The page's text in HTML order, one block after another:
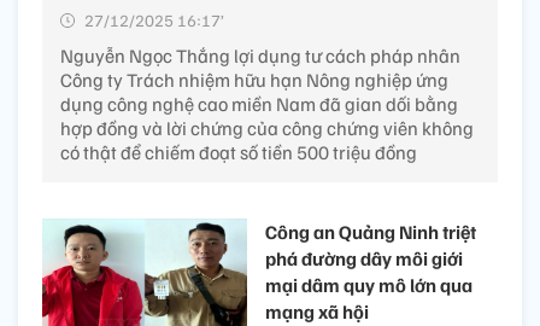
27/12/2025 16:17’
Nguyễn Ngọc Thắng lợi dụng tư cách pháp nhân
Công ty Trách nhiệm hữu hạn Nông nghiệp ứng
dụng công nghệ cao miền Nam đã gian dối bằng
hợp đồng và lời chứng của công chứng viên không
có thật để chiếm đoạt số tiền 500 triệu đồng
Công an Quảng Ninh triệt
phá đường dây môi giới
mại dâm quy mô lớn qua
mạng xã hội